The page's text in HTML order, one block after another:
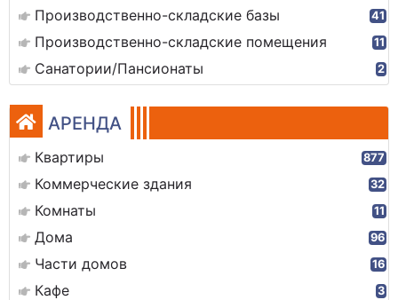
Производственно-складские базы 41
Производственно-складские помещения 11
Санатории/Пансионаты 2
АРЕНДА
Квартиры 877
Коммерческие здания 32
Комнаты 11
Дома 96
Части домов 16
Кафе 3